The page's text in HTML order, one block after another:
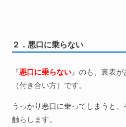
２．悪口に乗らない
『悪口に乗らない』のも、裏表
（付き合い方）です。
うっかり悪口に乗ってしまうと
触らします。